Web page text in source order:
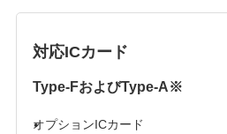
対応ICカード
Type-FおよびType-A※
オプションICカード